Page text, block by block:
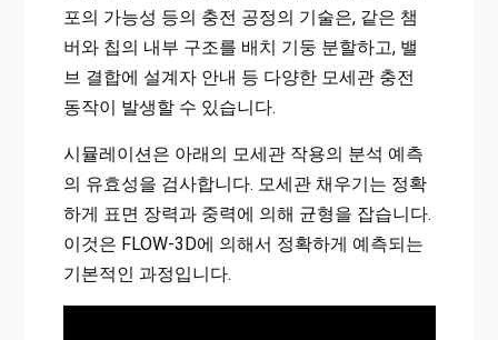
포의 가능성 등의 충전 공정의 기술은, 같은 챔
버와 칩의 내부 구조를 배치 기둥 분할하고, 밸
브 결합에 설계자 안내 등 다양한 모세관 충전
동작이 발생할 수 있습니다.
시뮬레이션은 아래의 모세관 작용의 분석 예측
의 유효성을 검사합니다. 모세관 채우기는 정확
하게 표면 장력과 중력에 의해 균형을 잡습니다.
이것은 FLOW-3D에 의해서 정확하게 예측되는
기본적인 과정입니다.